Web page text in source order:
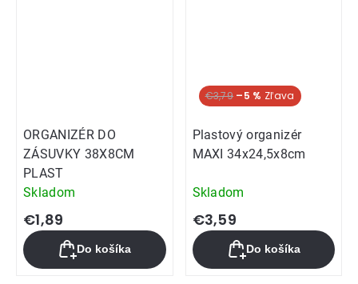
ORGANIZÉR DO
ZÁSUVKY 38X8CM
PLAST
Skladom
€1,89
Do košíka
€3,79 –5 %
Plastový organizér
MAXI 34x24,5x8cm
Skladom
€3,59
Do košíka